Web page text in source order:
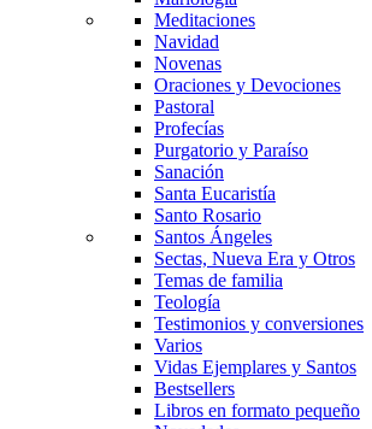
Meditaciones
Navidad
Novenas
Oraciones y Devociones
Pastoral
Profecías
Purgatorio y Paraíso
Sanación
Santa Eucaristía
Santo Rosario
Santos Ángeles
Sectas, Nueva Era y Otros
Temas de familia
Teología
Testimonios y conversiones
Varios
Vidas Ejemplares y Santos
Bestsellers
Libros en formato pequeño